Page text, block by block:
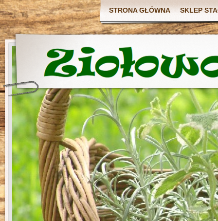
STRONA GŁÓWNA SKLEP